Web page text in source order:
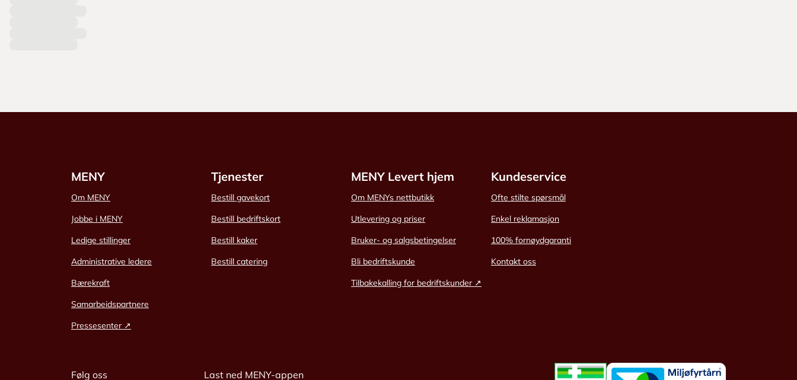
MENY
Om MENY
Jobbe i MENY
Ledige stillinger
Administrative ledere
Bærekraft
Samarbeidspartnere
Pressesenter ↗
Tjenester
Bestill gavekort
Bestill bedriftskort
Bestill kaker
Bestill catering
MENY Levert hjem
Om MENYs nettbutikk
Utlevering og priser
Bruker- og salgsbetingelser
Bli bedriftskunde
Tilbakekalling for bedriftskunder ↗
Kundeservice
Ofte stilte spørsmål
Enkel reklamasjon
100% fornøydgaranti
Kontakt oss
Følg oss Last ned MENY-appen